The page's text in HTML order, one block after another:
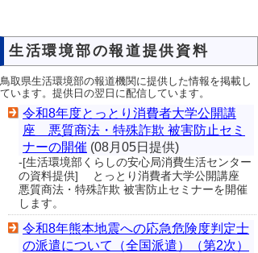
生活環境部の報道提供資料
鳥取県生活環境部の報道機関に提供した情報を掲載し
ています。提供日の翌日に配信しています。
令和8年度とっとり消費者大学公開講
座 悪質商法・特殊詐欺 被害防止セミ
ナーの開催 (08月05日提供)
-[生活環境部くらしの安心局消費生活センター
の資料提供] とっとり消費者大学公開講座
悪質商法・特殊詐欺 被害防止セミナーを開催
します。
令和8年熊本地震への応急危険度判定士
の派遣について（全国派遣）（第2次）